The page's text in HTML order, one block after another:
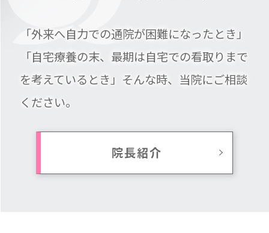
「外来へ自力での通院が困難になったとき」
「自宅療養の末、最期は自宅での看取りまで
を考えているとき」そんな時、当院にご相談
ください。
院長紹介